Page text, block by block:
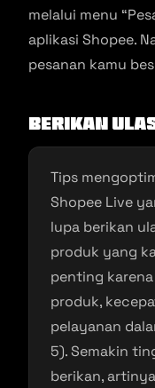
melalui menu
aplikasi Shopee.
pesanan kamu
Berikan
Tips
Shopee Live
lupa berikan
produk yang
penting
produk,
pelayanan
5). Semakin
berikan,